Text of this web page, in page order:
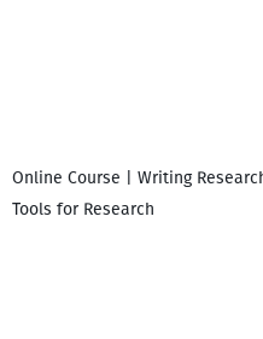
Online Course | Writing
Tools for Research